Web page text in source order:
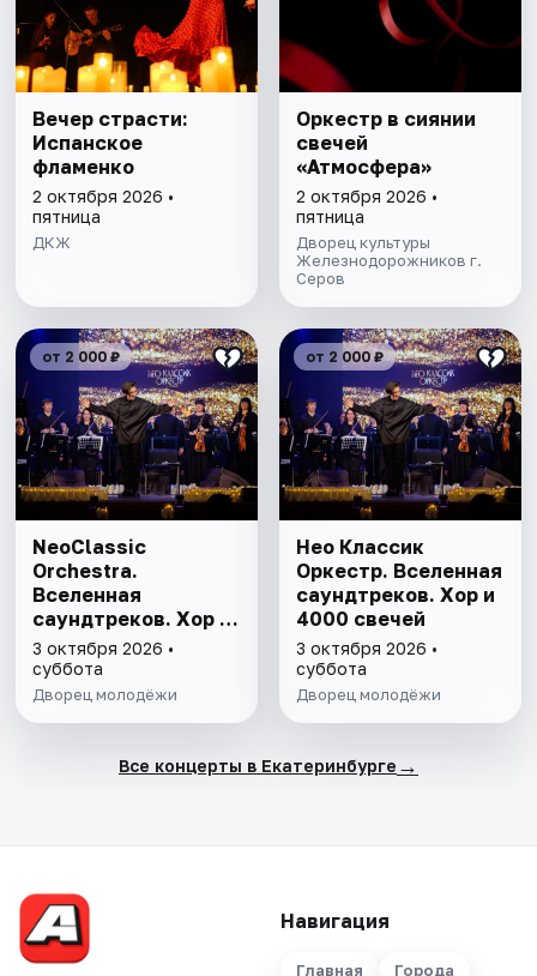
Вечер страсти:
Испанское
фламенко
2 октября 2026 •
пятница
ДКЖ
Оркестр в сиянии
свечей
«Атмосфера»
2 октября 2026 •
пятница
Дворец культуры
Железнодорожников г.
Серов
от 2 000 ₽
NeoClassic
Orchestra.
Вселенная
саундтреков. Хор и
4000 свечей
3 октября 2026 •
суббота
Дворец молодёжи
от 2 000 ₽
Нео Классик
Оркестр. Вселенная
саундтреков. Хор и
4000 свечей
3 октября 2026 •
суббота
Дворец молодёжи
Все концерты в Екатеринбурге →
Навигация
Главная Города